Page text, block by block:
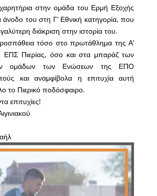
στην ομάδα του Ερμή Εξοχής
άνοδο του στη Γ’ Εθνική κατηγορία, που
διάκριση στην ιστορία του.
τόσο στο πρωτάθλημα της Α’
ΕΠΣ Πιερίας, όσο και στα μπαράζ των
ομάδων των Ενώσεων της ΕΠΟ
και αναμφίβολα η επιτυχία αυτή
το Πιερικό ποδόσφαιρο.
επιτυχίες!